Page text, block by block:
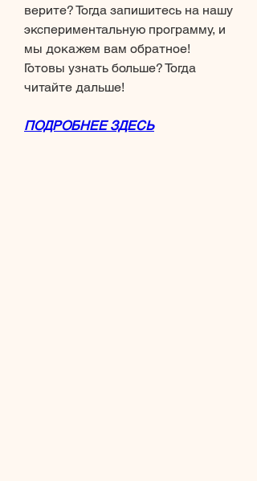
верите? Тогда запишитесь на нашу
экспериментальную программу, и
мы докажем вам обратное!
Готовы узнать больше? Тогда
читайте дальше!
ПОДРОБНЕЕ ЗДЕСЬ